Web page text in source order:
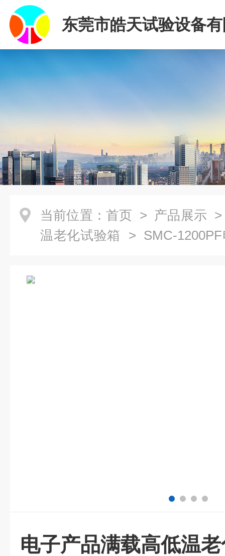
东莞市皓天试验设备
当前位置： 首页 > 产品展示
温老化试验箱 > SMC-
电子产品满载高低温